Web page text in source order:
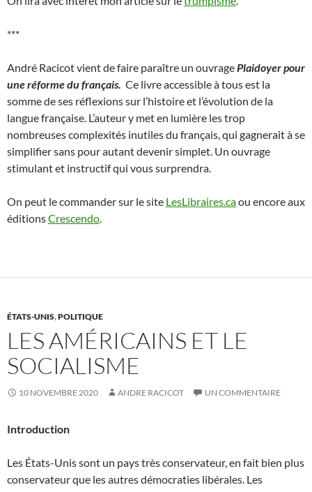
***
André Racicot vient de faire paraître un ouvrage Plaidoyer pour
une réforme du français. Ce livre accessible à tous est la
somme de ses réflexions sur l’histoire et l’évolution de la
langue française. L’auteur y met en lumière les trop
nombreuses complexités inutiles du français, qui gagnerait à se
simplifier sans pour autant devenir simplet. Un ouvrage
stimulant et instructif qui vous surprendra.
On peut le commander sur le site LesLibraires.caou encore aux
éditionsCrescendo
ÉTATS-UNIS,POLITIQUE
LES AMÉRICAINS ET LE
SOCIALISME
10 NOVEMBRE 2020 ANDRE RACICOT UN COMMENTAIRE
Introduction
Les États-Unis sont un pays très conservateur, en fait bien plus
conservateur que les autres démocraties libérales. Les